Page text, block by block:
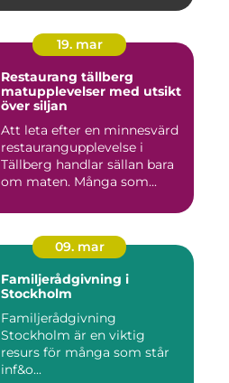
19. mar
Restaurang tällberg
matupplevelser med utsikt
över siljan
Att leta efter en minnesvärd
restaurangupplevelse i
Tällberg handlar sällan bara
om maten. Många som...
09. mar
Familjerådgivning i
Stockholm
Familjerådgivning
Stockholm är en viktig
resurs för många som står
inf&o...